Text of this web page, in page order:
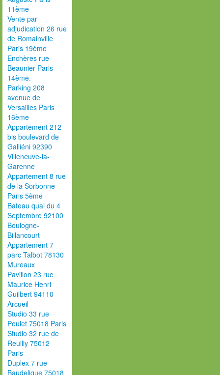
11ème
Vente par
adjudication 26 rue
de Romainville
Paris 19ème
Enchères rue
Beaunier Paris
14ème.
Parking 208
avenue de
Versailles Paris
16ème
Appartement 212
bis boulevard de
Galliéni 92390
Villeneuve-la-
Garenne
Appartement 8 rue
de la Sorbonne
Paris 5ème
Bateau quai du 4
Septembre 92100
Boulogne-
Billancourt
Appartement 7
parc Talbot 78130
Mureaux
Pavillon 23 rue
Maurice Henri
Guilbert 94110
Arcueil
Studio 33 rue
Poulet 75018 Paris
Studio 32 rue de
Reuilly 75012
Paris
Duplex 7 rue
Baudelique 75018